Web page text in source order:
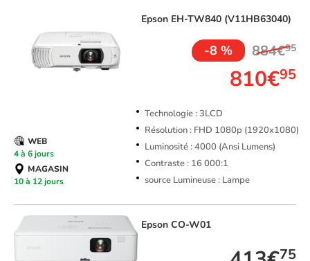
Epson EH-TW840 (V11HB63040)
-8 % 884€95
810€95
Technologie : 3LCD
Résolution : FHD 1080p (1920x1080)
Luminosité : 4000 (Ansi Lumens)
Contraste : 16 000:1
source Lumineuse : Lampe
WEB
4 à 6 jours
MAGASIN
10 à 12 jours
Epson CO-W01
75